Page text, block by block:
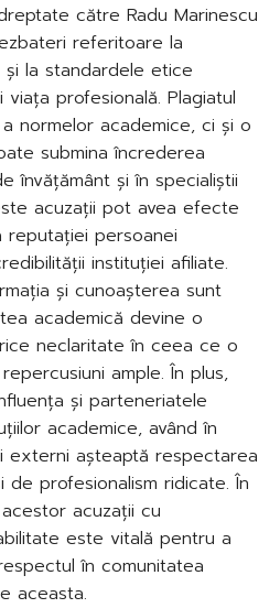
către Radu Marinescu
referitoare la
la standardele etice
profesională. Plagiatul
normelor academice, ci și o
submina încrederea
învățământ și în specialiștii
acuzații pot avea efecte
reputației persoanei
instituției afiliate.
și cunoașterea sunt
academică devine o
neclaritate în ceea ce o
ample. În plus,
și parteneriatele
academice, având în
externi așteaptă respectarea
profesionalism ridicate. În
acuzații cu
este vitală pentru a
în comunitatea
aceasta.